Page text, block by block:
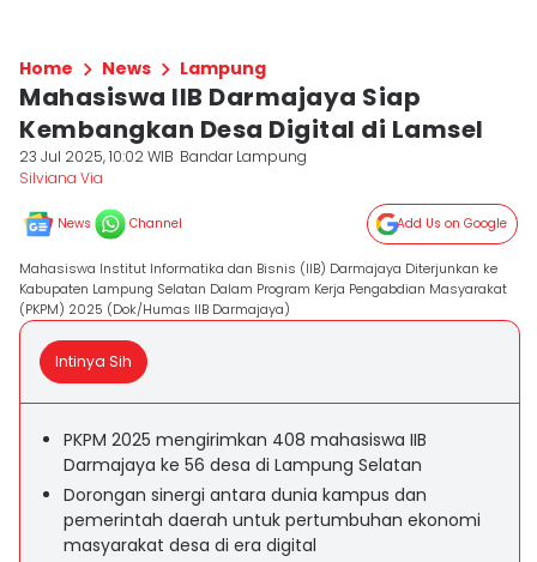
Home News Lampung
Mahasiswa IIB Darmajaya Siap
Kembangkan Desa Digital di Lamsel
23 Jul 2025, 10:02 WIB Bandar Lampung
Silviana Via
News Channel Add Us on Google
Mahasiswa Institut Informatika dan Bisnis (IIB) Darmajaya Diterjunkan ke
Kabupaten Lampung Selatan Dalam Program Kerja Pengabdian Masyarakat
(PKPM) 2025 (Dok/Humas IIB Darmajaya)
Intinya Sih
PKPM 2025 mengirimkan 408 mahasiswa IIB
Darmajaya ke 56 desa di Lampung Selatan
Dorongan sinergi antara dunia kampus dan
pemerintah daerah untuk pertumbuhan ekonomi
masyarakat desa di era digital